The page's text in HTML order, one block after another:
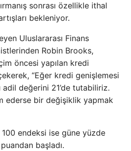
sonrası özellikle ithal
bekleniyor.
Uluslararası Finans
Robin Brooks,
öncesi yapılan kredi
“Eğer kredi genişlemesi
değerini 21’de tutabiliriz.
ederse bir değişiklik yapmak
100 endeksi ise güne yüzde
başladı.